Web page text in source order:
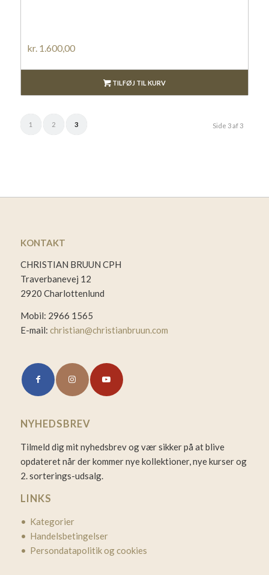
kr. 1.600,00
TILFØJ TIL KURV
Side 3 af 3
1 2 3
KONTAKT
CHRISTIAN BRUUN CPH
Traverbanevej 12
2920 Charlottenlund
Mobil: 2966 1565
E-mail: christian@christianbruun.com
NYHEDSBREV
Tilmeld dig mit nyhedsbrev og vær sikker på at blive
opdateret når der kommer nye kollektioner, nye kurser og
2. sorterings-udsalg.
LINKS
• Kategorier
• Handelsbetingelser
• Persondatapolitik og cookies